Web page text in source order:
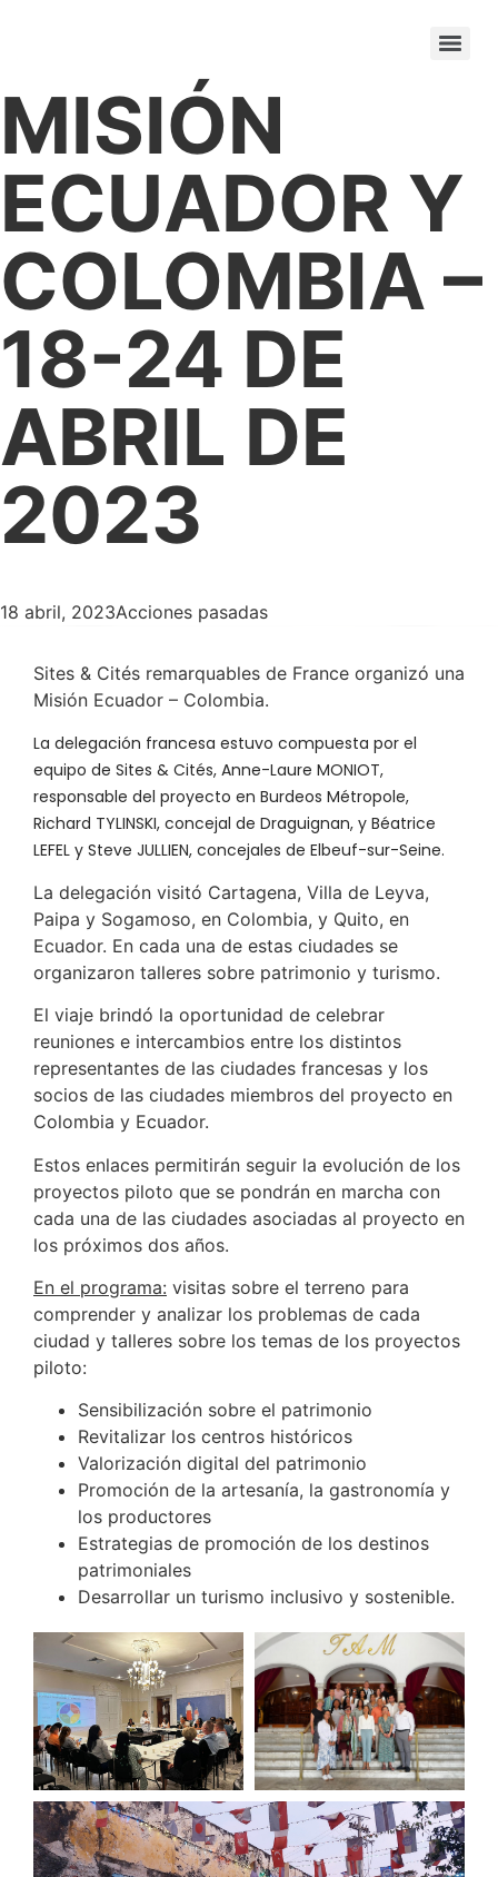
MISIÓN
ECUADOR Y
COLOMBIA –
18-24 DE
ABRIL DE
2023
18 abril, 2023Acciones pasadas
Sites & Cités remarquables de France organizó una
Misión Ecuador – Colombia.
La delegación francesa estuvo compuesta por el
equipo de Sites & Cités, Anne-Laure MONIOT,
responsable del proyecto en Burdeos Métropole,
Richard TYLINSKI, concejal de Draguignan, y Béatrice
LEFEL y Steve JULLIEN, concejales de Elbeuf-sur-Seine.
La delegación visitó Cartagena, Villa de Leyva,
Paipa y Sogamoso, en Colombia, y Quito, en
Ecuador. En cada una de estas ciudades se
organizaron talleres sobre patrimonio y turismo.
El viaje brindó la oportunidad de celebrar
reuniones e intercambios entre los distintos
representantes de las ciudades francesas y los
socios de las ciudades miembros del proyecto en
Colombia y Ecuador.
Estos enlaces permitirán seguir la evolución de los
proyectos piloto que se pondrán en marcha con
cada una de las ciudades asociadas al proyecto en
los próximos dos años.
En el programa: visitas sobre el terreno para
comprender y analizar los problemas de cada
ciudad y talleres sobre los temas de los proyectos
piloto:
Sensibilización sobre el patrimonio
Revitalizar los centros históricos
Valorización digital del patrimonio
Promoción de la artesanía, la gastronomía y
los productores
Estrategias de promoción de los destinos
patrimoniales
Desarrollar un turismo inclusivo y sostenible.